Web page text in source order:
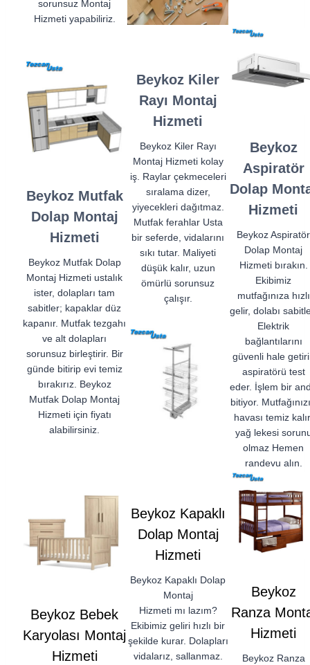
sorunsuz Montaj
Hizmeti yapabiliriz.
Beykoz Mutfak
Dolap Montaj
Hizmeti
Beykoz Mutfak Dolap
Montaj Hizmeti ustalık
ister, dolapları tam
sabitler; kapaklar düz
kapanır. Mutfak tezgahı
ve alt dolapları
sorunsuz birleştirir. Bir
günde bitirip evi temiz
bırakırız. Beykoz
Mutfak Dolap Montaj
Hizmeti için fiyatı
alabilirsiniz.
Beykoz Kiler
Rayı Montaj
Hizmeti
Beykoz Kiler Rayı
Montaj Hizmeti kolay
iş. Raylar çekmeceleri
sıralama dizer,
yiyecekleri dağıtmaz.
Mutfak ferahlar Usta
bir seferde, vidalarını
sıkı tutar. Maliyeti
düşük kalır, uzun
ömürlü sorunsuz
çalışır.
Beykoz
Aspiratör
Dolap
Hizmeti
Beykoz Aspiratör
Dolap Montaj
Hizmeti bırakın.
Ekibimiz
mutfağınıza hızlı
gelir, dolabı
Elektrik
bağlantılarını
güvenli hale
aspiratörü test
eder. İşlem bir
bitiyor.
havası temiz
yağ lekesi
olmaz Hemen
randevu alın.
Beykoz Bebek
Karyolası Montaj
Hizmeti
Beykoz Kapaklı
Dolap Montaj
Hizmeti
Beykoz Kapaklı Dolap
Montaj
Hizmeti mı lazım?
Ekibimiz geliri hızlı bir
şekilde kurar. Dolapları
vidalarız, sallanmaz.
Beykoz
Ranza
Hizmeti
Beykoz Ranza